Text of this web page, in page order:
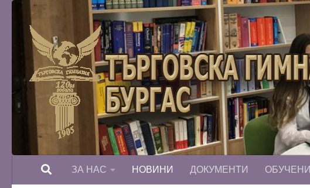
Към съдържанието
ЗА НАС НОВИНИ ДОКУМЕНТИ